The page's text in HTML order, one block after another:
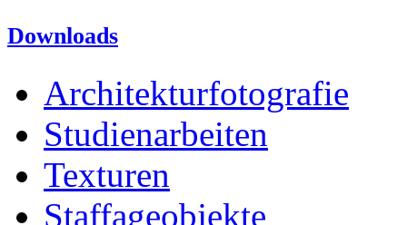
Downloads
Architekturfotografie
Studienarbeiten
Texturen
Staffageobjekte